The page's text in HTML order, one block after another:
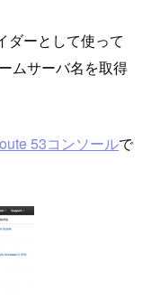
ダーとして使って
ムサーバ名を取得
53コンソールで